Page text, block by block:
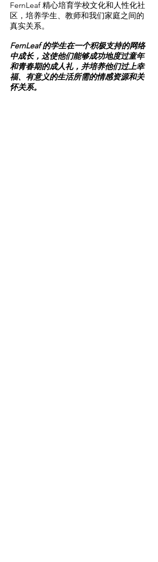
FernLeaf 精心培育学校文化和人性化社
区，培养学生、教师和我们家庭之间的
真实关系。
FernLeaf 的学生在一个积极支持的网络
中成长，这使他们能够成功地度过童年
和青春期的成人礼，并培养他们过上幸
福、有意义的生活所需的情感资源和关
怀关系。